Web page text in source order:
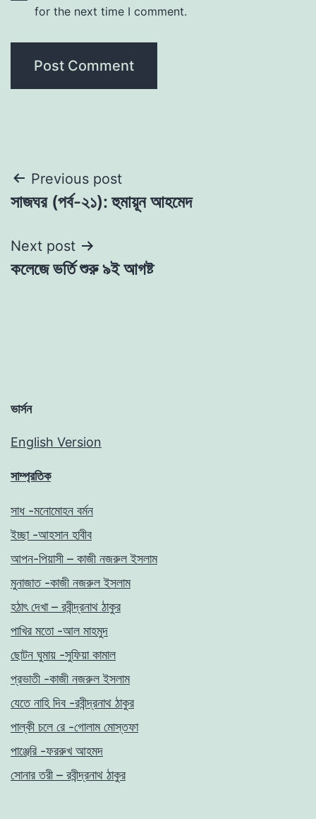
for the next time I comment.
Post
navigation
Previous post
সাজঘর (পর্ব-২১): হুমায়ূন আহমেদ
Next post
কলেজে ভর্তি শুরু ৯ই আগষ্ট
ভার্সন
English Version
সাম্প্রতিক
সাধ -মনোমোহন বর্মন
ইচ্ছা -আহসান হাবীব
আপন-পিয়াসী – কাজী নজরুল ইসলাম
মুনাজাত -কাজী নজরুল ইসলাম
হঠাৎ দেখা – রবীন্দ্রনাথ ঠাকুর
পাখির মতো -আল মাহমুদ
ছোটন ঘুমায় -সুফিয়া কামাল
প্রভাতী -কাজী নজরুল ইসলাম
যেতে নাহি দিব -রবীন্দ্রনাথ ঠাকুর
পাল্কী চলে রে -গোলাম মোস্তফা
পাঞ্জেরি -ফররুখ আহমদ
সোনার তরী – রবীন্দ্রনাথ ঠাকুর